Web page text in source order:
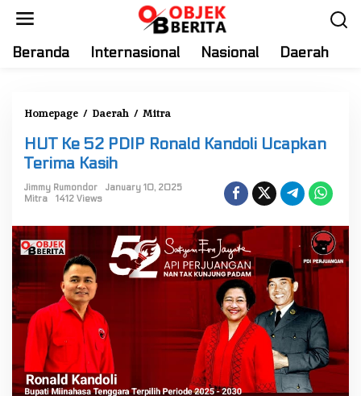
Beranda Internasional Nasional Daerah
Homepage / Daerah / Mitra
T
e
2
P
D
I
o
n
l
HUT Ke 52 PDIP Ronald Kandoli Ucapkan
Terima Kasih
Jimmy Rumondor
January 10, 2025
Mitra
1412 Views